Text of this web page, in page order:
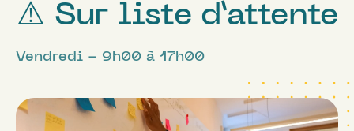
⚠️ Sur liste d’attente
Vendredi - 9h00 à 17h00